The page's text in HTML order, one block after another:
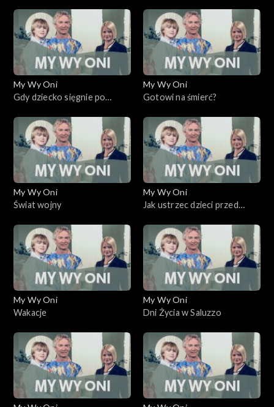
My Wy Oni
Gdy dziecko sięgnie po
My Wy Oni
Gotowi na śmierć?
My Wy Oni
Świat wojny
My Wy Oni
Jak ustrzec dzieci przed
My Wy Oni
Wakacje
My Wy Oni
Dni Życia w Saluzzo